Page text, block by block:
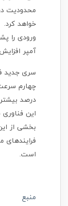
آمپر
سری جدید
درصد
بخشی از
فرایندهای
است.
منبع